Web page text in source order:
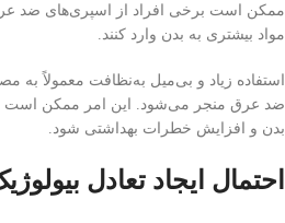
ممکن است برخی افراد از اسپری‌های ضد
مواد بیشتری به بدن وارد کنند.
استفاده زیاد و بی‌میل به‌نظافت معمولاً
ضد عرق منجر می‌شود. این امر ممکن است
بدن و افزایش خطرات بهداشتی شود.
احتمال ایجاد تعادل